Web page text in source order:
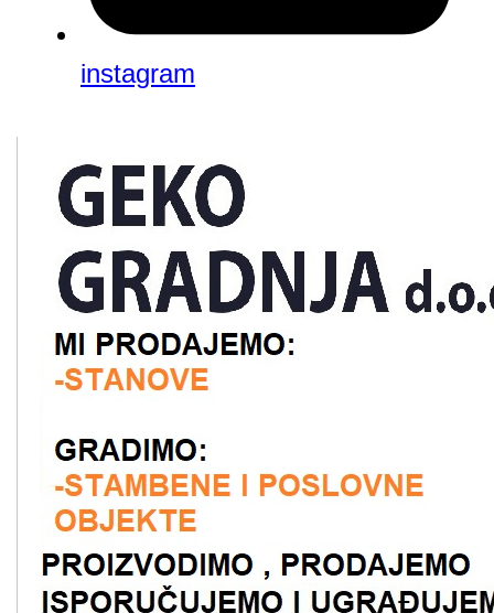
instagram